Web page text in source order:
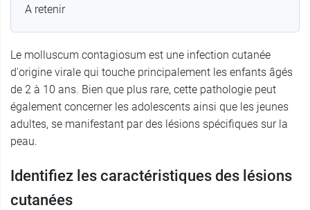
A retenir
Le molluscum contagiosum est une infection cutanée
d'origine virale qui touche principalement les enfants âgés
de 2 à 10 ans. Bien que plus rare, cette pathologie peut
également concerner les adolescents ainsi que les jeunes
adultes, se manifestant par des lésions spécifiques sur la
peau.
Identifiez les caractéristiques des lésions
cutanées